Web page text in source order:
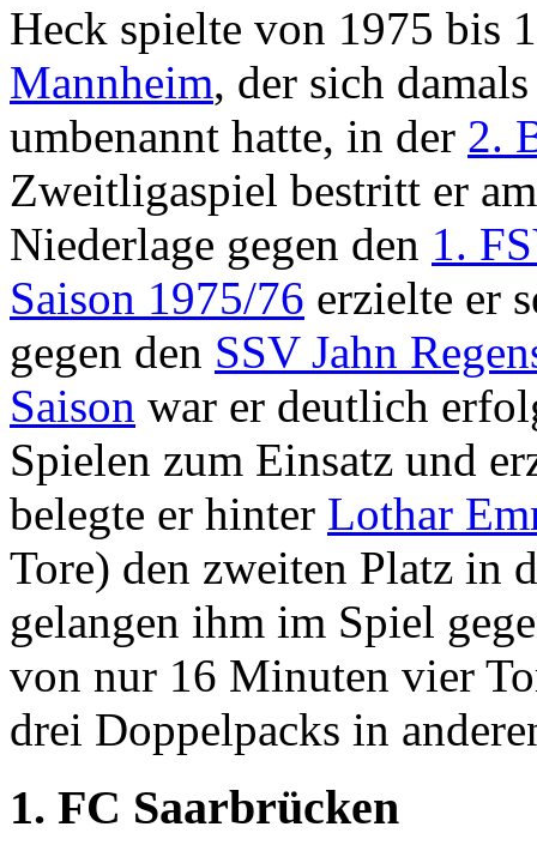
Heck spielte von 1975 bis
Mannheim, der sich
umbenannt hatte, in der 2.
Zweitligaspiel bestritt er
Niederlage gegen den 1.
Saison 1975/76 erzielte er
gegen den SSV Jahn
Saison war er deutlich
Spielen zum Einsatz und
belegte er hinter Lothar
Tore) den zweiten Platz in
gelangen ihm im Spiel
von nur 16 Minuten vier
drei Doppelpacks in
1. FC Saarbrücken